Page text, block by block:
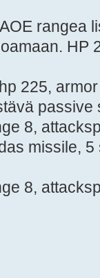
rangea
HP
225,
passive
8,
missile,
8,